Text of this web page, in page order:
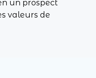
un prospect
valeurs de